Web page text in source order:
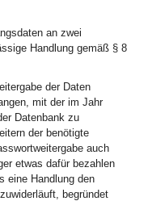
an zwei
Handlung gemäß § 8
der Daten
mit der im Jahr
Datenbank zu
der benötigte
auch
etwas dafür bezahlen
eine Handlung den
begründet